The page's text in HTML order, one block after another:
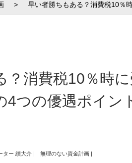
> 早い者勝ちもある？消費税10％
？消費税10％時
4つの優遇ポイン
ター 續大介 | 無理のない資金計画 |